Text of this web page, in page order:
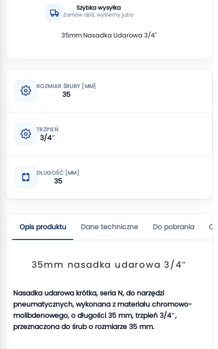
Szybka wysyłka
Zamów dziś, wyślemy jutro
35mm Nasadka Udarowa 3/4"
ROZMIAR ŚRUBY [MM]
35
TRZPIEŃ
3/4″
DŁUGOŚĆ [MM]
35
Opis produktu Dane techniczne Do pobrania
35mm nasadka udarowa 3/4″
Nasadka udarowa krótka, seria N, do narzędzi
pneumatycznych, wykonana z materiału chromowo-
molibdenowego, o długości 35 mm, trzpień 3/4″,
przeznaczona do śrub o rozmiarze 35 mm.